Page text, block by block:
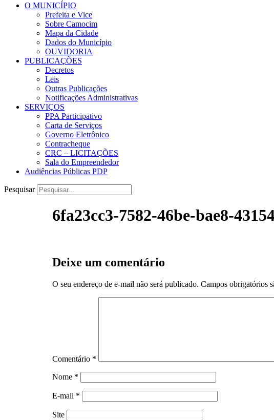
O MUNICÍPIO
Prefeita e Vice
Sobre Camocim
Mapa da Cidade
Dados do Município
OUVIDORIA
PUBLICAÇÕES
Decretos
Leis
Outras Publicações
Notificações Administrativas
SERVIÇOS
PPA Participativo
Carta de Serviços
Governo Eletrônico
Contracheque
CRC – LICITAÇÕES
Sala do Empreendedor
Audiências Públicas PDP
Pesquisar
6fa23cc3-7582-46be-bae8-
Deixe um comentário
O seu endereço de e-mail não será publicado. Campos obrigatórios
Comentário *
Nome *
E-mail *
Site